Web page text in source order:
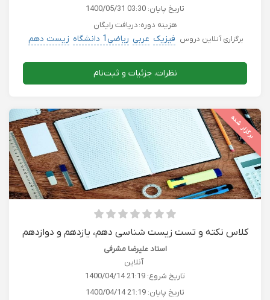
تاریخ پایان: 1400/05/31 03:30
هزینه دوره:دریافت رایگان
برگزاری آنلاین دروس فیزیک عربی ریاضی1 دانشگاه زیست دهم
نظرات، جزئیات و ثبت‌نام
برگزار شده
کلاس نکته و تست زیست شناسی دهم، یازدهم و دوازدهم
امتحانات و کنکور
استاد علیرضا مشرفی
آنلاین
تاریخ شروع: 1400/04/14 21:19
تاریخ پایان: 1400/04/14 21:19